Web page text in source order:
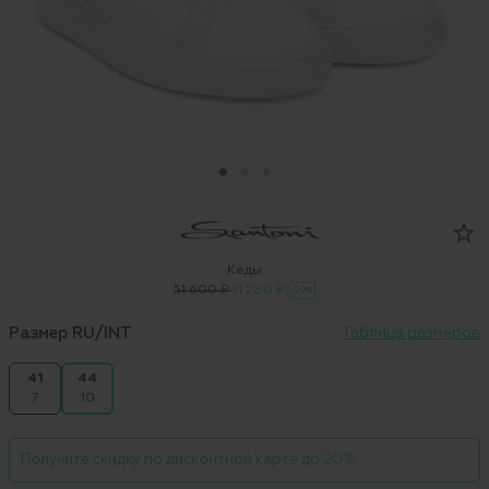
Кеды
51 600 ₽41 280 ₽ -20%
Размер RU/INT Таблица размеров
41
7
44
10
Получите скидку по дисконтной карте до 20%